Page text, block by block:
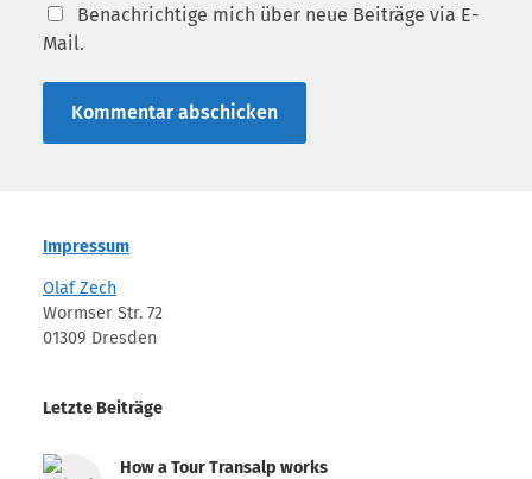
Benachrichtige mich über neue Beiträge via E-
Mail.
Impressum
Olaf Zech
Wormser Str. 72
01309 Dresden
Letzte Beiträge
How a Tour Transalp works